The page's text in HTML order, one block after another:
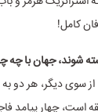
شوند، جهان با چه
سوی دیگر، هر دو
است، چهار پیامد